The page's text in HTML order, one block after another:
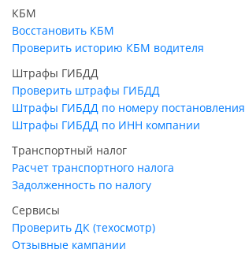
КБМ
Восстановить КБМ
Проверить историю КБМ водителя
Штрафы ГИБДД
Проверить штрафы ГИБДД
Штрафы ГИБДД по номеру постановления
Штрафы ГИБДД по ИНН компании
Транспортный налог
Расчет транспортного налога
Задолженность по налогу
Сервисы
Проверить ДК (техосмотр)
Отзывные кампании